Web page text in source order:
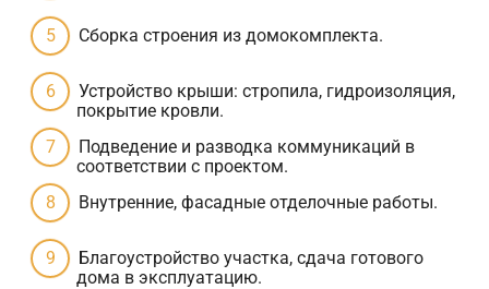
Сборка строения из домокомплекта.
Устройство крыши: стропила, гидроизоляция,
покрытие кровли.
Подведение и разводка коммуникаций в
соответствии с проектом.
Внутренние, фасадные отделочные работы.
Благоустройство участка, сдача готового
дома в эксплуатацию.